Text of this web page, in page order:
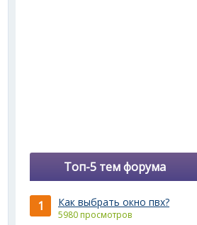
Топ-5 тем форума
1 Как выбрать окно пвх?
5980 просмотров